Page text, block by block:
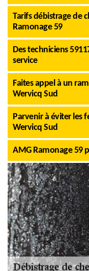
Tarifs débistrage de
Ramonage 59
Des techniciens
service
Faites appel à un
Wervicq Sud
Parvenir à éviter les
Wervicq Sud
AMG Ramonage 59